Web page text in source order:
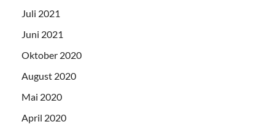
Juli 2021
Juni 2021
Oktober 2020
August 2020
Mai 2020
April 2020